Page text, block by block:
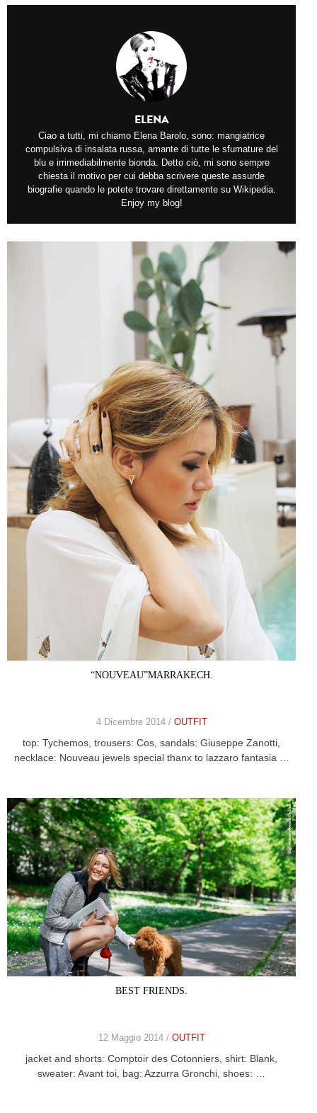
ELENA
Ciao a tutti, mi chiamo Elena Barolo, sono: mangiatrice
compulsiva di insalata russa, amante di tutte le sfumature del
blu e irrimediabilmente bionda. Detto ciò, mi sono sempre
chiesta il motivo per cui debba scrivere queste assurde
biografie quando le potete trovare direttamente su Wikipedia.
Enjoy my blog!
“NOUVEAU”MARRAKECH.
4 Dicembre 2014 / OUTFIT
top: Tychemos, trousers: Cos, sandals: Giuseppe Zanotti,
necklace: Nouveau jewels special thanx to lazzaro fantasia …
BEST FRIENDS.
12 Maggio 2014 / OUTFIT
jacket and shorts: Comptoir des Cotonniers, shirt: Blank,
sweater: Avant toi, bag: Azzurra Gronchi, shoes: …